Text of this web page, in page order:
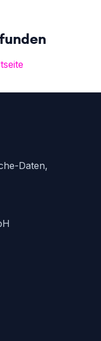
Daten,